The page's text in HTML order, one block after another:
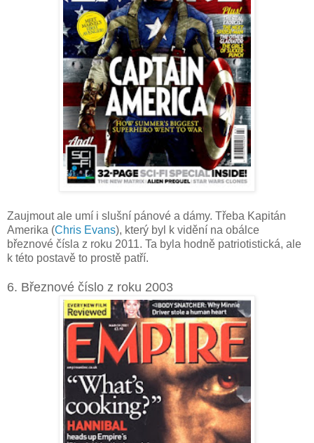
Zaujmout ale umí i slušní pánové a dámy. Třeba Kapitán
Amerika (Chris Evans), který byl k vidění na obálce
březnové čísla z roku 2011. Ta byla hodně patriotistická, ale
k této postavě to prostě patří.
6. Březnové číslo z roku 2003